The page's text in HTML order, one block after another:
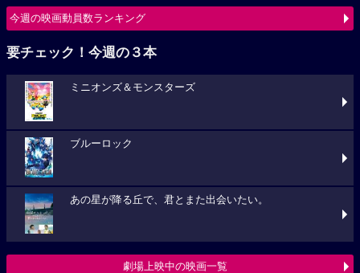
今週の映画動員数ランキング
要チェック！今週の３本
ミニオンズ＆モンスターズ
ブルーロック
あの星が降る丘で、君とまた出会いたい。
劇場上映中の映画一覧